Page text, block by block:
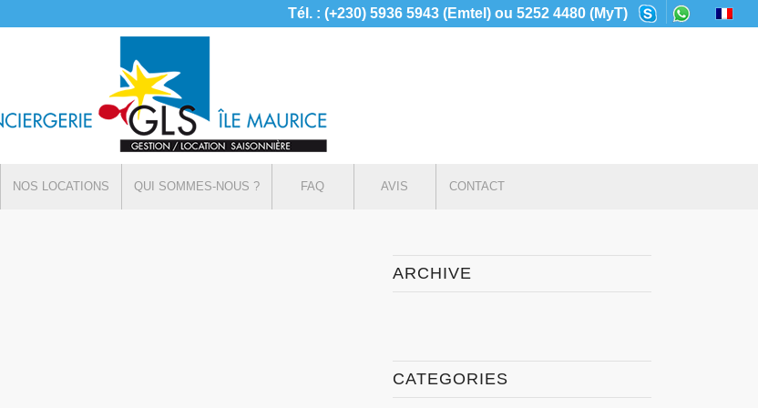
Tél. : (+230) 5936 5943 (Emtel) ou 5252 4480 (MyT)
NOS LOCATIONS QUI SOMMES-NOUS ? FAQ AVIS CONTACT
ARCHIVE
CATEGORIES